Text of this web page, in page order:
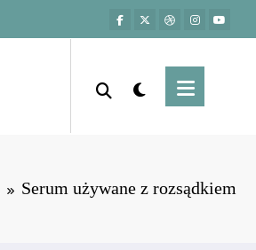
Serum używane z rozsądkiem